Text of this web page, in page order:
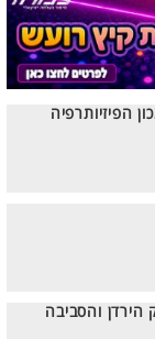
הפיזיותרפיה
והסביבה